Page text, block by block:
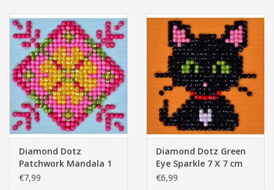
Diamond Dotz
Patchwork Mandala 1
(7 X 7 cm)
€7,99
Diamond Dotz Green
Eye Sparkle 7 X 7 cm
€6,99